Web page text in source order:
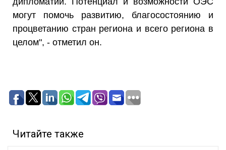
могут помочь развитию, благосостоянию и
процветанию стран региона и всего региона в
целом", - отметил он.
Читайте также